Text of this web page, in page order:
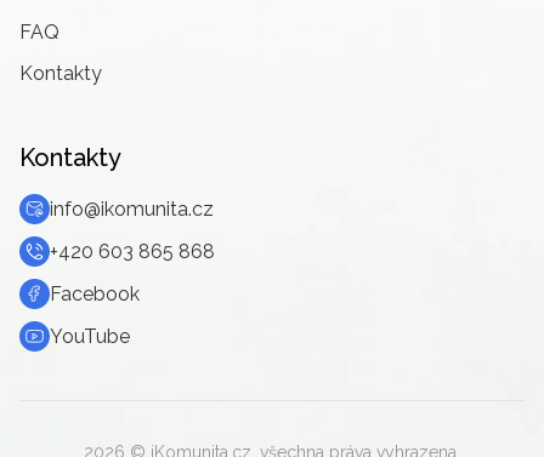
FAQ
Kontakty
Kontakty
info@ikomunita.cz
+420 603 865 868
Facebook
YouTube
2026 © iKomunita.cz, všechna práva vyhrazena.